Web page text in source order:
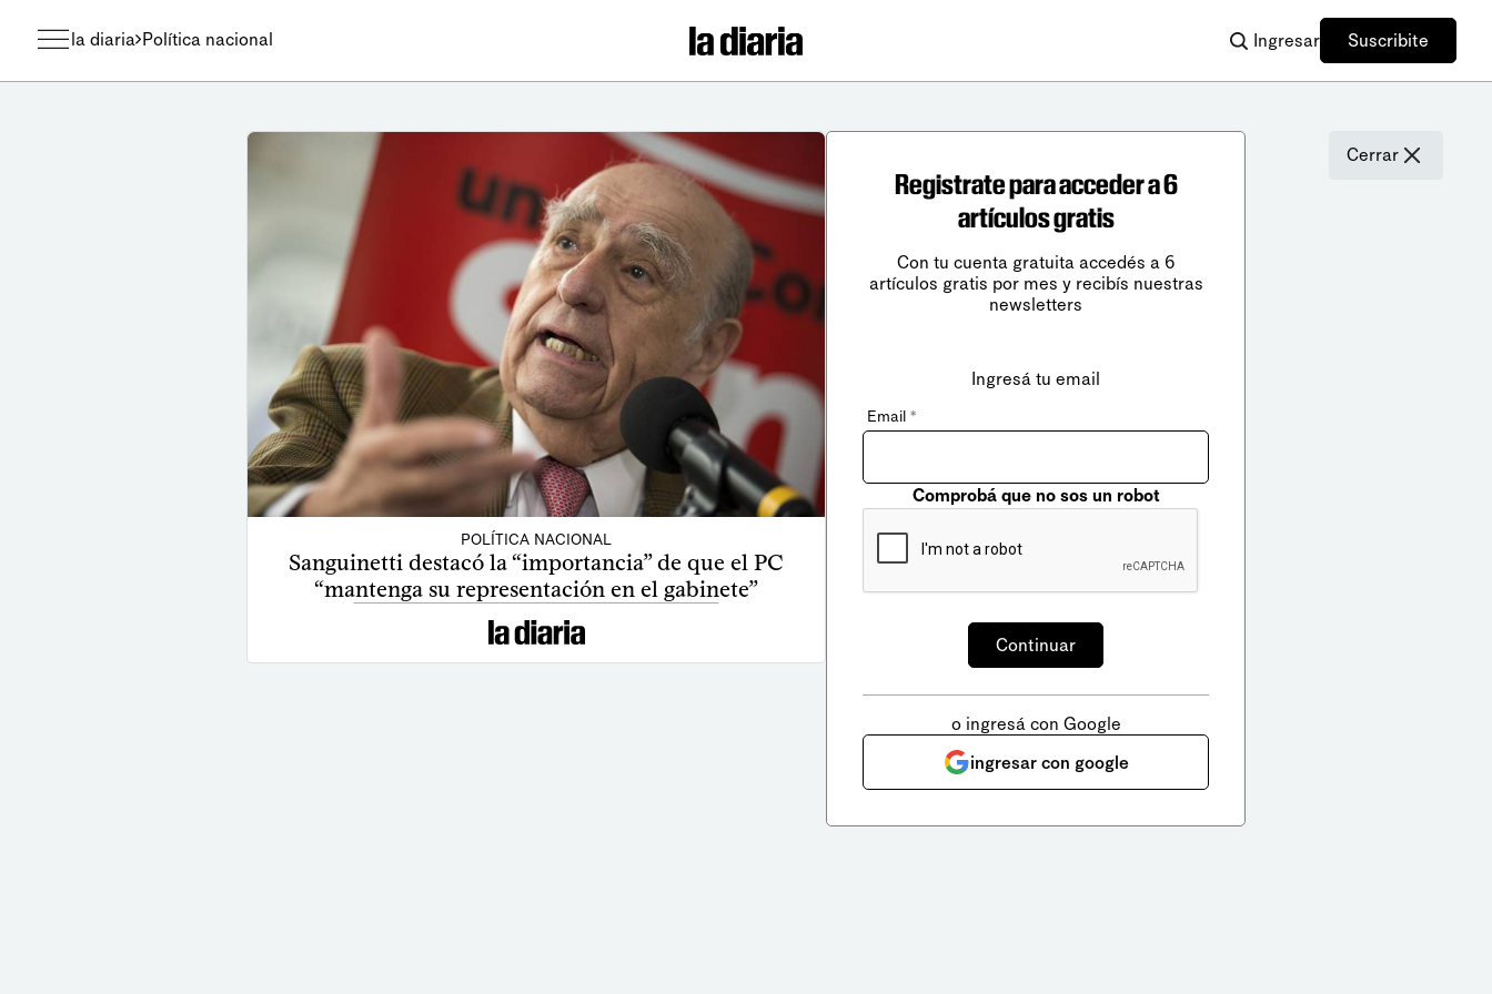
la diaria Política nacional Ingresar Suscribite
POLÍTICA NACIONAL
Sanguinetti destacó la “importancia” de que el PC
“mantenga su representación en el gabinete”
Cerrar
Registrate para acceder a 6
artículos gratis
Con tu cuenta gratuita accedés a 6
artículos gratis por mes y recibís nuestras
newsletters
Ingresá tu email
Email *
Comprobá que no sos un robot
o ingresá con Google
ingresar con google